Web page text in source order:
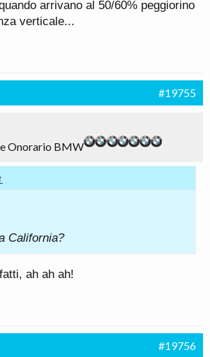
arrivano al 50/60% peggiorino
verticale...
#19755
Onorario BMW
California?
ah ah ah!
#19756